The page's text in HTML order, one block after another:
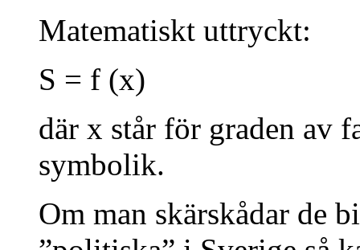
Matematiskt uttryckt:
S = f (x)
där x står för graden av
symbolik.
Om man skärskådar de